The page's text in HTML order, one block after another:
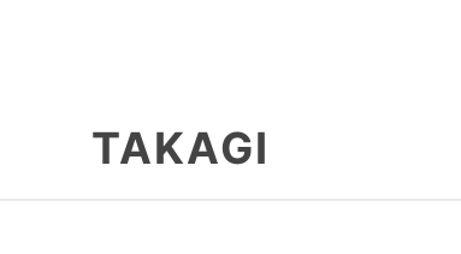
TAKAGI